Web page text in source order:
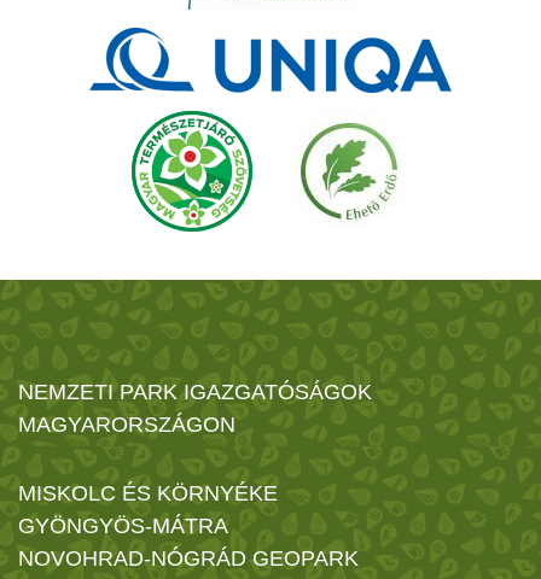
NEMZETI PARK IGAZGATÓSÁGOK
MAGYARORSZÁGON
MISKOLC ÉS KÖRNYÉKE
GYÖNGYÖS-MÁTRA
NOVOHRAD-NÓGRÁD GEOPARK